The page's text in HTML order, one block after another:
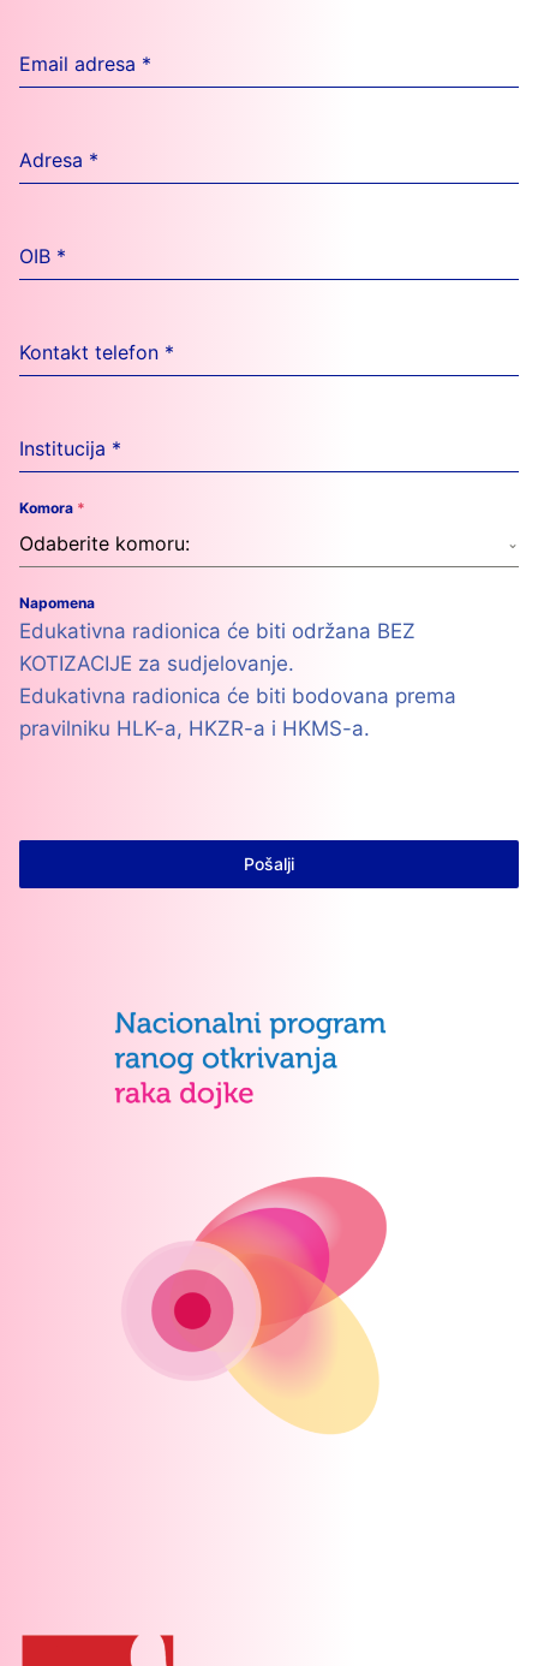
Email adresa *
Adresa *
OIB *
Kontakt telefon *
Institucija *
Komora *
Odaberite komoru:
Napomena
Edukativna radionica će biti održana BEZ
KOTIZACIJE za sudjelovanje.
Edukativna radionica će biti bodovana prema
pravilniku HLK-a, HKZR-a i HKMS-a.
Pošalji